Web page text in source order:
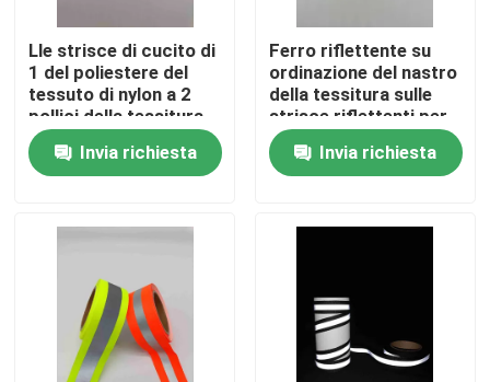
Controllo di qualità
Contattaci
notizie
Tutti i casi
Richiedere un preventivo
tessuto riflettente
Lle strisce di cucito di
1 del poliestere del
tessuto di nylon a 2
pollici della tessitura
cinghia del nastro per
l'arancia della fascia
grigia
Invia richiesta
Ferro riflettente su
ordinazione del nastro
della tessitura sulle
strisce riflettenti per
la borsa della cintura
di sicurezza
dell'abbigliamento
Invia richiesta